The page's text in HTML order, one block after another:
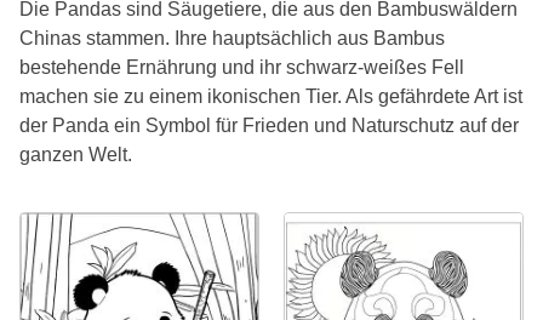
Die Pandas sind Säugetiere, die aus den Bambuswäldern
Chinas stammen. Ihre hauptsächlich aus Bambus
bestehende Ernährung und ihr schwarz-weißes Fell
machen sie zu einem ikonischen Tier. Als gefährdete Art ist
der Panda ein Symbol für Frieden und Naturschutz auf der
ganzen Welt.